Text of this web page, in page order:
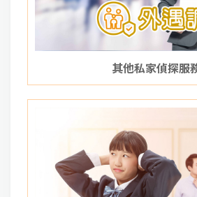
其他私家偵探服